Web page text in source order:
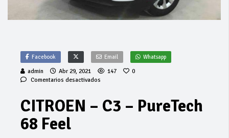
Facebook Email Whatsapp
admin Abr 29, 2021 147
0
Comentarios desactivados
C3
CITROEN – C3 – PureTech
68 Feel